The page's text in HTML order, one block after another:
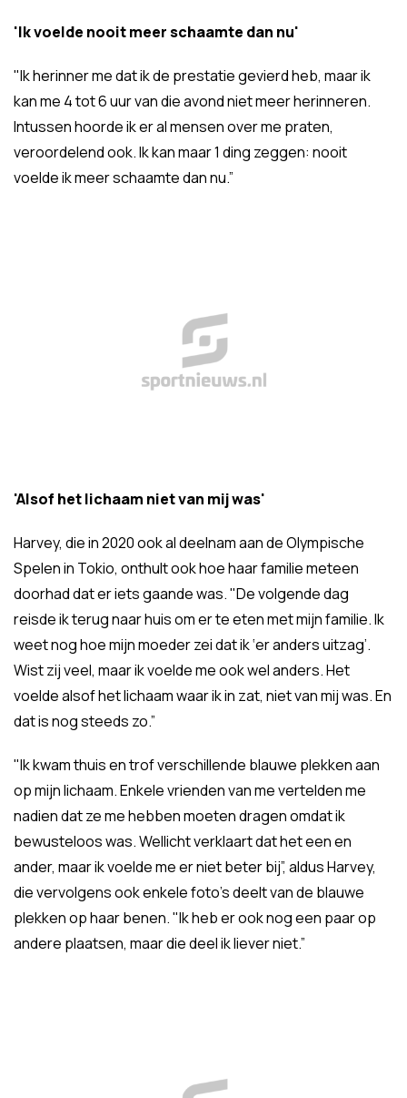
'Ik voelde nooit meer schaamte dan nu'
"Ik herinner me dat ik de prestatie gevierd heb, maar ik
kan me 4 tot 6 uur van die avond niet meer herinneren.
Intussen hoorde ik er al mensen over me praten,
veroordelend ook. Ik kan maar 1 ding zeggen: nooit
voelde ik meer schaamte dan nu.”
'Alsof het lichaam niet van mij was'
Harvey, die in 2020 ook al deelnam aan de Olympische
Spelen in Tokio, onthult ook hoe haar familie meteen
doorhad dat er iets gaande was. "De volgende dag
reisde ik terug naar huis om er te eten met mijn familie. Ik
weet nog hoe mijn moeder zei dat ik ‘er anders uitzag’.
Wist zij veel, maar ik voelde me ook wel anders. Het
voelde alsof het lichaam waar ik in zat, niet van mij was. En
dat is nog steeds zo.”
"Ik kwam thuis en trof verschillende blauwe plekken aan
op mijn lichaam. Enkele vrienden van me vertelden me
nadien dat ze me hebben moeten dragen omdat ik
bewusteloos was. Wellicht verklaart dat het een en
ander, maar ik voelde me er niet beter bij”, aldus Harvey,
die vervolgens ook enkele foto’s deelt van de blauwe
plekken op haar benen. "Ik heb er ook nog een paar op
andere plaatsen, maar die deel ik liever niet.”